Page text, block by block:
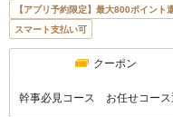
【アプリ予約限定】最大800ポイント
スマート支払い可
クーポン
幹事必見コース お任せコー